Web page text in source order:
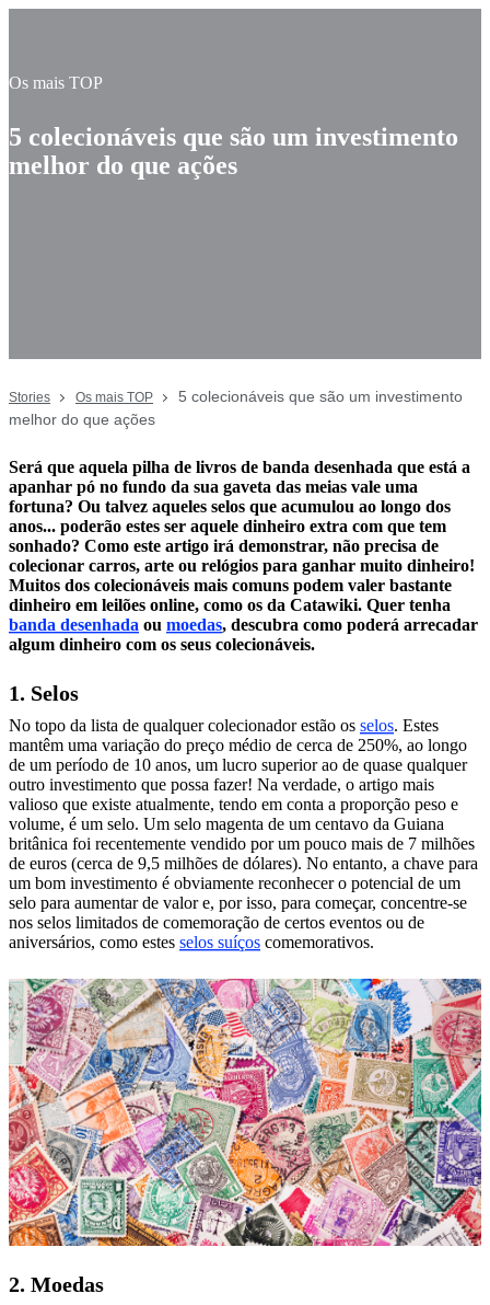
Os mais TOP
5 colecionáveis que são um investimento
melhor do que ações
Stories Os mais TOP
5 colecionáveis que são um investimento
melhor do que ações
Será que aquela pilha de livros de banda desenhada que está a
apanhar pó no fundo da sua gaveta das meias vale uma
fortuna? Ou talvez aqueles selos que acumulou ao longo dos
anos... poderão estes ser aquele dinheiro extra com que tem
sonhado? Como este artigo irá demonstrar, não precisa de
colecionar carros, arte ou relógios para ganhar muito dinheiro!
Muitos dos colecionáveis mais comuns podem valer bastante
dinheiro em leilões online, como os da Catawiki. Quer tenha
banda desenhada ou moedas, descubra como poderá arrecadar
algum dinheiro com os seus colecionáveis.
1. Selos
No topo da lista de qualquer colecionador estão os selos. Estes
mantêm uma variação do preço médio de cerca de 250%, ao longo
de um período de 10 anos, um lucro superior ao de quase qualquer
outro investimento que possa fazer! Na verdade, o artigo mais
valioso que existe atualmente, tendo em conta a proporção peso e
volume, é um selo. Um selo magenta de um centavo da Guiana
britânica foi recentemente vendido por um pouco mais de 7 milhões
de euros (cerca de 9,5 milhões de dólares). No entanto, a chave para
um bom investimento é obviamente reconhecer o potencial de um
selo para aumentar de valor e, por isso, para começar, concentre-se
nos selos limitados de comemoração de certos eventos ou de
aniversários, como estes selos suíços comemorativos.
2. Moedas